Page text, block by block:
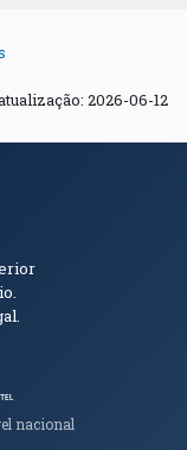
2026-06-12
℡
nacional